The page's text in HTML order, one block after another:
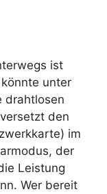
ist
unter
drahtlosen
den
im
der
Leistung
Wer bereit